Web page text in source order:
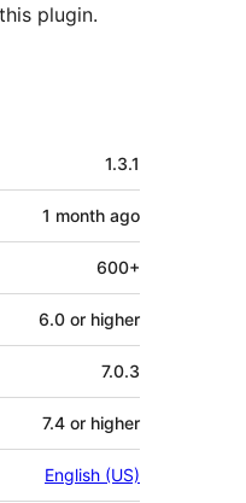
plugin.
1.3.1
1 month ago
600+
6.0 or higher
7.0.3
7.4 or higher
English (US)